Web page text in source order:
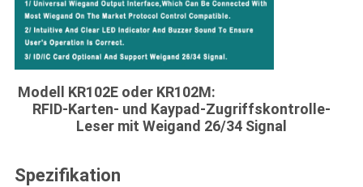
Modell KR102E oder KR102M:
RFID-Karten- und Kaypad-Zugriffskontrolle-
Leser mit Weigand 26/34 Signal
Spezifikation